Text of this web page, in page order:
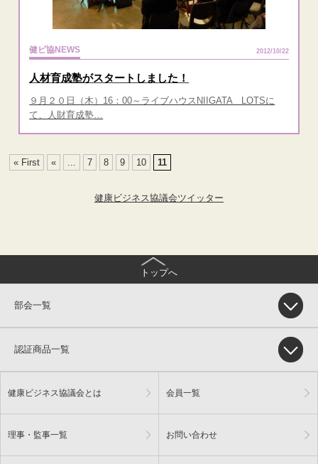
健ビ協NEWS 2012/10/22
人材育成塾がスタートしました！
９月２０日（木）16：00～ライブハウスNIIGATA LOTSに
て、人財育成塾…
« First « 7 8 9 10 11
健康ビジネス協議会ツイッター
トップへ
部会一覧
認証商品一覧
健康ビジネス協議会とは 会員一覧
理事・監事一覧 お問い合わせ